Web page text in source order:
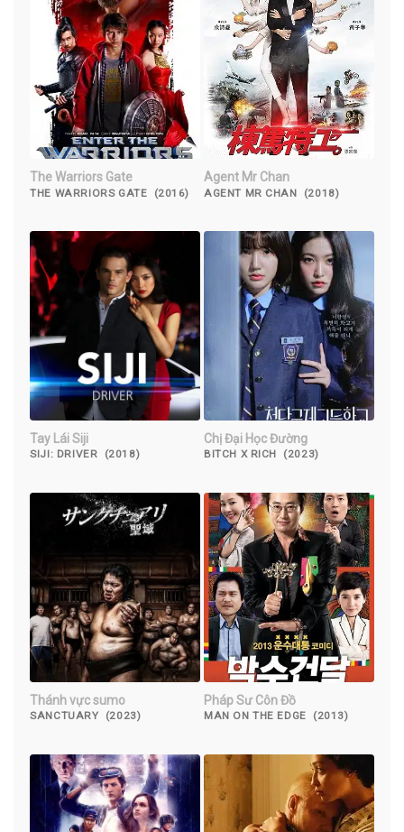
The Warriors Gate
THE WARRIORS GATE (2016)
Agent Mr Chan
AGENT MR CHAN (2018)
Tay Lái Siji
SIJI: DRIVER (2018)
Chị Đại Học Đường
BITCH X RICH (2023)
Thánh vực sumo
SANCTUARY (2023)
Pháp Sư Côn Đồ
MAN ON THE EDGE (2013)